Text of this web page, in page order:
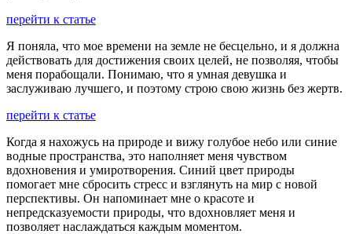
перейти к статье
Я поняла, что мое времени на земле не бесцельно, и я должна
действовать для достижения своих целей, не позволяя, чтобы
меня порабощали. Понимаю, что я умная девушка и
заслуживаю лучшего, и поэтому строю свою жизнь без жертв.
перейти к статье
Когда я нахожусь на природе и вижу голубое небо или синие
водные пространства, это наполняет меня чувством
вдохновения и умиротворения. Синий цвет природы
помогает мне сбросить стресс и взглянуть на мир с новой
перспективы. Он напоминает мне о красоте и
непредсказуемости природы, что вдохновляет меня и
позволяет наслаждаться каждым моментом.